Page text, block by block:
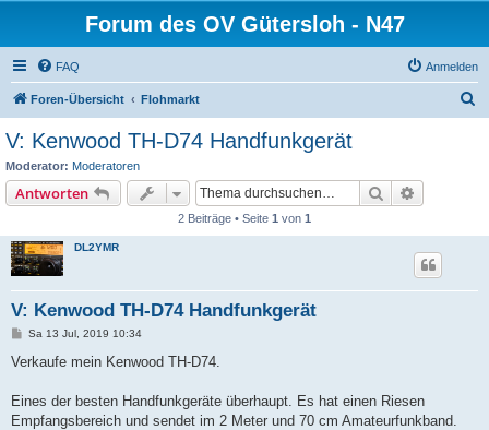
Forum des OV Gütersloh - N47
FAQ Anmelden
Foren-Übersicht Flohmarkt
V: Kenwood TH-D74 Handfunkgerät
Moderator: Moderatoren
Antworten Suche
2 Beiträge • Seite 1 von 1
DL2YMR
V: Kenwood TH-D74 Handfunkgerät
B
i
a
Sa 13 Jul, 2019 10:34
Verkaufe mein Kenwood TH-D74.
Eines der besten Handfunkgeräte überhaupt. Es hat einen Riesen
Empfangsbereich und sendet im 2 Meter und 70 cm Amateurfunkband.